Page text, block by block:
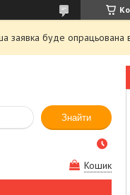
заявка буде
Знайти
Кошик